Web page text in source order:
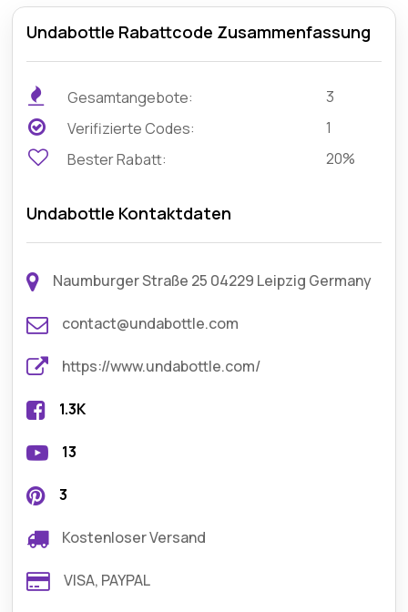
Undabottle Rabattcode Zusammenfassung
Gesamtangebote:
3
Verifizierte Codes:
1
Bester Rabatt:
20%
Undabottle Kontaktdaten
Naumburger Straße 25 04229 Leipzig Germany
contact@undabottle.com
https://www.undabottle.com/
1.3K
13
3
Kostenloser Versand
VISA, PAYPAL